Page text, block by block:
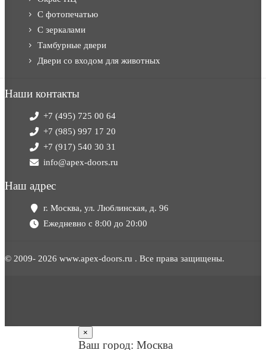
С фотопечатью
С зеркалами
Тамбурные двери
Двери со входом для животных
Наши контакты
+7 (495) 725 00 64
+7 (985) 997 17 20
+7 (917) 540 30 31
info@apex-doors.ru
Наш адрес
г. Москва, ул. Люблинская, д. 96
Ежедневно с 8:00 до 20:00
© 2009- 2026 www.apex-doors.ru . Все права защищены.
×
Ваш город: Москва